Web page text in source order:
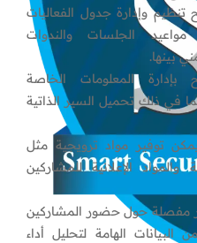
تنظيم وإدارة جدول الفعاليات
الجلسات والندوات
بينها.
بإدارة المعلومات الخاصة
في ذلك تحميل السير الذاتية
يمكن توفير مواد ترويجية مثل
الإعلانية للمشاركين
مفصلة حول حضور المشاركين
البيانات الهامة لتحليل أداء